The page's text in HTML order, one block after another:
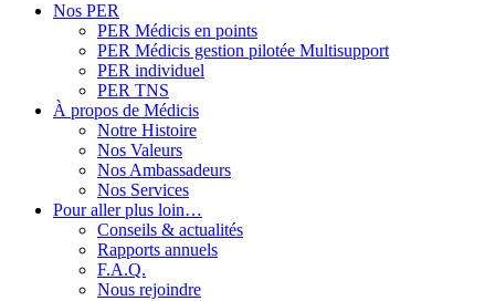
Nos PER
PER Médicis en points
PER Médicis gestion pilotée Multisupport
PER individuel
PER TNS
À propos de Médicis
Notre Histoire
Nos Valeurs
Nos Ambassadeurs
Nos Services
Pour aller plus loin…
Conseils & actualités
Rapports annuels
F.A.Q.
Nous rejoindre